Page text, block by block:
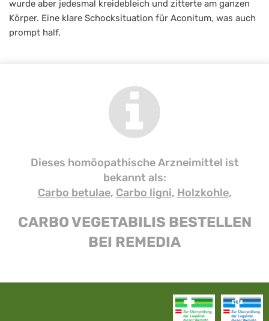
wurde aber jedesmal kreidebleich und zitterte am ganzen
Körper. Eine klare Schocksituation für Aconitum, was auch
prompt half.
Dieses homöopathische Arzneimittel ist
bekannt als:
Carbo betulae, Carbo ligni, Holzkohle,
CARBO VEGETABILIS BESTELLEN
BEI REMEDIA